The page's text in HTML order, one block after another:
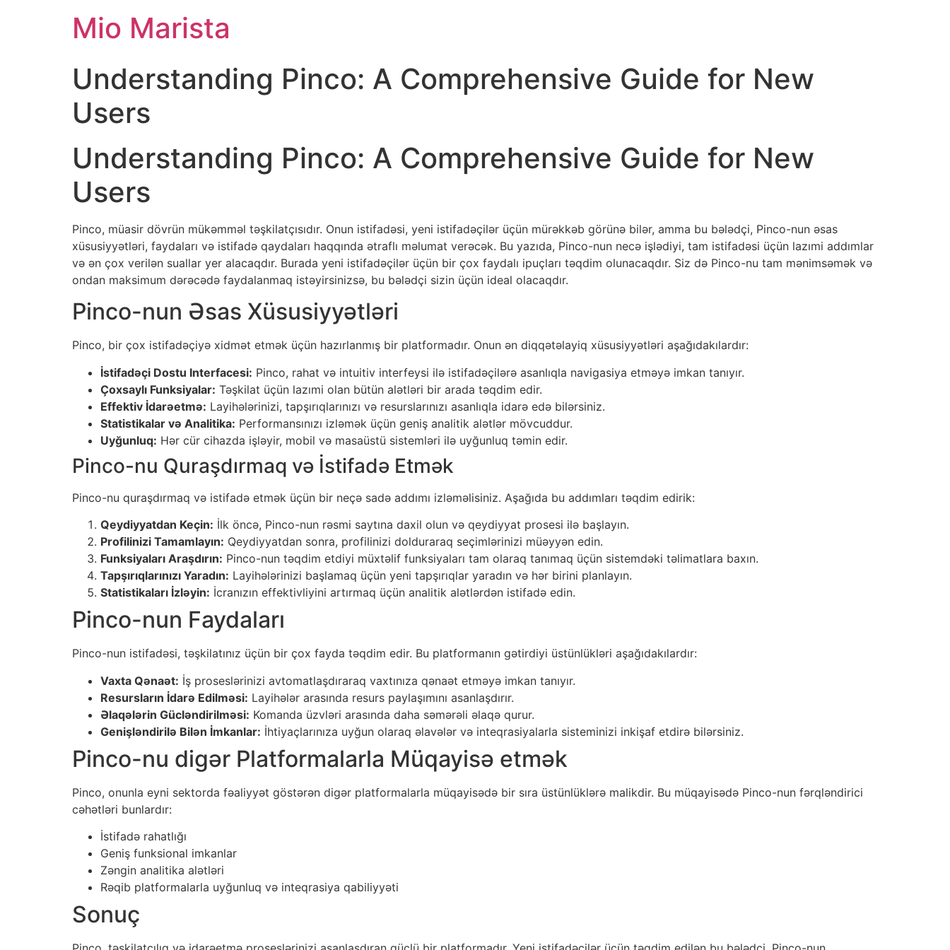
Mio Marista
Understanding Pinco: A Comprehensive Guide for New
Users
Understanding Pinco: A Comprehensive Guide for New
Users
Pinco, müasir dövrün mükəmməl təşkilatçısıdır. Onun istifadəsi, yeni istifadəçilər üçün mürəkkəb görünə bilər, amma bu bələdçi, Pinco-nun əsas
xüsusiyyətləri, faydaları və istifadə qaydaları haqqında ətraflı məlumat verəcək. Bu yazıda, Pinco-nun necə işlədiyi, tam istifadəsi üçün lazımi addımlar
və ən çox verilən suallar yer alacaqdır. Burada yeni istifadəçilər üçün bir çox faydalı ipuçları təqdim olunacaqdır. Siz də Pinco-nu tam mənimsəmək və
ondan maksimum dərəcədə faydalanmaq istəyirsinizsə, bu bələdçi sizin üçün ideal olacaqdır.
Pinco-nun Əsas Xüsusiyyətləri
Pinco, bir çox istifadəçiyə xidmət etmək üçün hazırlanmış bir platformadır. Onun ən diqqətəlayiq xüsusiyyətləri aşağıdakılardır:
İstifadəçi Dostu Interfacesi: Pinco, rahat və intuitiv interfeysi ilə istifadəçilərə asanlıqla navigasiya etməyə imkan tanıyır.
Çoxsaylı Funksiyalar: Təşkilat üçün lazımi olan bütün alətləri bir arada təqdim edir.
Effektiv İdarəetmə: Layihələrinizi, tapşırıqlarınızı və resurslarınızı asanlıqla idarə edə bilərsiniz.
Statistikalar və Analitika: Performansınızı izləmək üçün geniş analitik alətlər mövcuddur.
Uyğunluq: Hər cür cihazda işləyir, mobil və masaüstü sistemləri ilə uyğunluq təmin edir.
Pinco-nu Quraşdırmaq və İstifadə Etmək
Pinco-nu quraşdırmaq və istifadə etmək üçün bir neçə sadə addımı izləməlisiniz. Aşağıda bu addımları təqdim edirik:
Qeydiyyatdan Keçin: İlk öncə, Pinco-nun rəsmi saytına daxil olun və qeydiyyat prosesi ilə başlayın.
Profilinizi Tamamlayın: Qeydiyyatdan sonra, profilinizi dolduraraq seçimlərinizi müəyyən edin.
Funksiyaları Araşdırın: Pinco-nun təqdim etdiyi müxtəlif funksiyaları tam olaraq tanımaq üçün sistemdəki təlimatlara baxın.
Tapşırıqlarınızı Yaradın: Layihələrinizi başlamaq üçün yeni tapşırıqlar yaradın və hər birini planlayın.
Statistikaları İzləyin: İcranızın effektivliyini artırmaq üçün analitik alətlərdən istifadə edin.
Pinco-nun Faydaları
Pinco-nun istifadəsi, təşkilatınız üçün bir çox fayda təqdim edir. Bu platformanın gətirdiyi üstünlükləri aşağıdakılardır:
Vaxta Qənaət: İş proseslərinizi avtomatlaşdıraraq vaxtınıza qənaət etməyə imkan tanıyır.
Resursların İdarə Edilməsi: Layihələr arasında resurs paylaşımını asanlaşdırır.
Əlaqələrin Gücləndirilməsi: Komanda üzvləri arasında daha səmərəli əlaqə qurur.
Genişləndirilə Bilən İmkanlar: İhtiyaçlarınıza uyğun olaraq əlavələr və inteqrasiyalarla sisteminizi inkişaf etdirə bilərsiniz.
Pinco-nu digər Platformalarla Müqayisə etmək
Pinco, onunla eyni sektorda fəaliyyət göstərən digər platformalarla müqayisədə bir sıra üstünlüklərə malikdir. Bu müqayisədə Pinco-nun fərqləndirici
cəhətləri bunlardır:
İstifadə rahatlığı
Geniş funksional imkanlar
Zəngin analitika alətləri
Rəqib platformalarla uyğunluq və inteqrasiya qabiliyyəti
Sonuç